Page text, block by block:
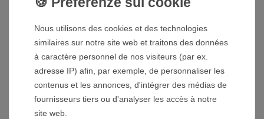
Capacité de la batterie : 396 Wh
Contenu de la livraison :
Sac en nylon
Câble de connexion de batterie avec
connecteur GX-12, connecteur 3 broches
Nous utilisons des cookies et des technologies
similaires sur notre site web et traitons des données
à caractère personnel de nos visiteurs (par ex.
adresse IP) afin, par exemple, de personnaliser les
contenus et les annonces, d'intégrer des médias de
fournisseurs tiers ou d'analyser les accès à notre
site web.